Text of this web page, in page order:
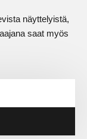
näyttelyistä,
saat myös